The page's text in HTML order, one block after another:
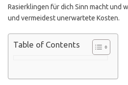
Rasierklingen für dich Sinn macht und
und vermeidest unerwartete Kosten.
Table of Contents